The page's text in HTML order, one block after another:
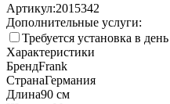
Артикул:2015342
Дополнительные услуги:
Требуется установка в
Характеристики
БрендFrank
СтранаГермания
Длина90 см